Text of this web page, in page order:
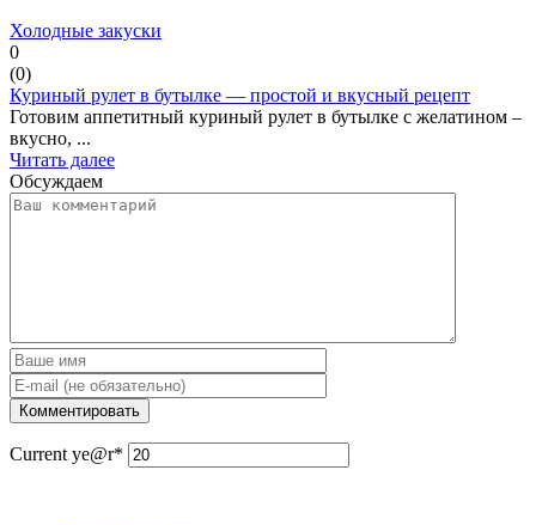
Холодные закуски
0
(0)
Куриный рулет в бутылке — простой и вкусный рецепт
Готовим аппетитный куриный рулет в бутылке с желатином –
вкусно, ...
Читать далее
Обсуждаем
Current ye@r*